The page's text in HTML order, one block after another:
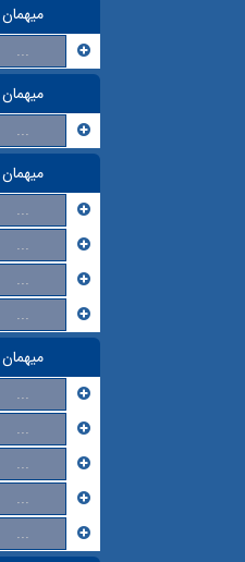
میهمان
...
میهمان
...
میهمان
...
...
...
...
میهمان
...
...
...
...
...